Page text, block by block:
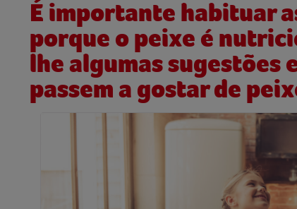
É importante habituar
porque o peixe é
lhe algumas sugestões
passem a gostar de